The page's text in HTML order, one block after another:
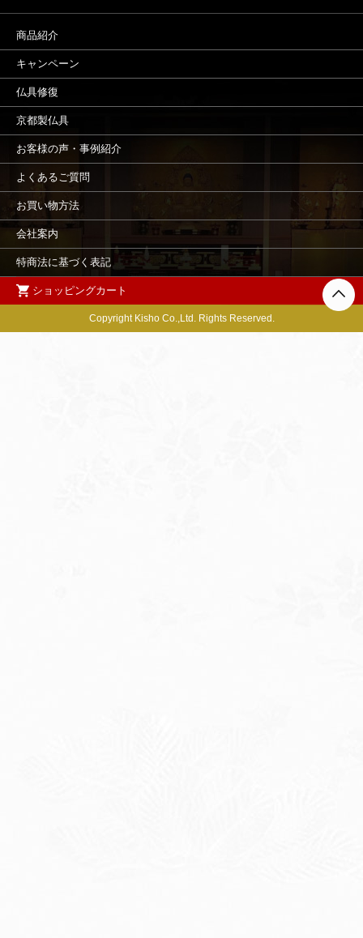
商品紹介
キャンペーン
仏具修復
京都製仏具
お客様の声・事例紹介
よくあるご質問
お買い物方法
会社案内
特商法に基づく表記
ショッピングカート
Copyright Kisho Co.,Ltd. Rights Reserved.